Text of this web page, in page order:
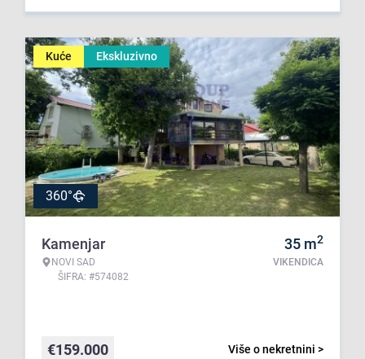
Kuće Ekskluzivno
360°
Kamenjar
NOVI SAD
ŠIFRA: #574082
35 m2
VIKENDICA
Više o nekretnini >
€159.000